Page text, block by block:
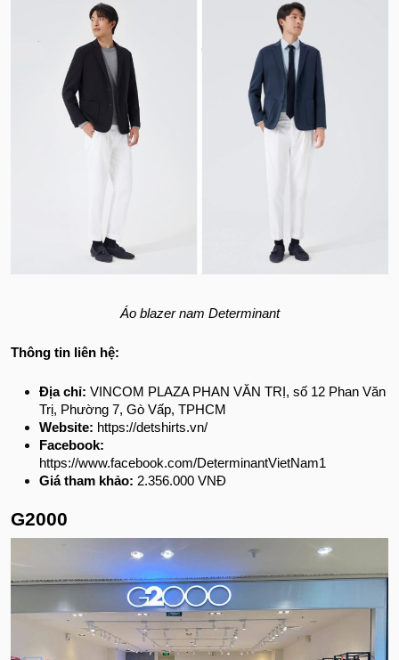
Áo blazer nam Determinant
Thông tin liên hệ:
Địa chỉ: VINCOM PLAZA PHAN VĂN TRỊ, số 12 Phan Văn
Trị, Phường 7, Gò Vấp, TPHCM
Website: https://detshirts.vn/
Facebook:
https://www.facebook.com/DeterminantVietNam1
Giá tham khảo: 2.356.000 VNĐ
G2000